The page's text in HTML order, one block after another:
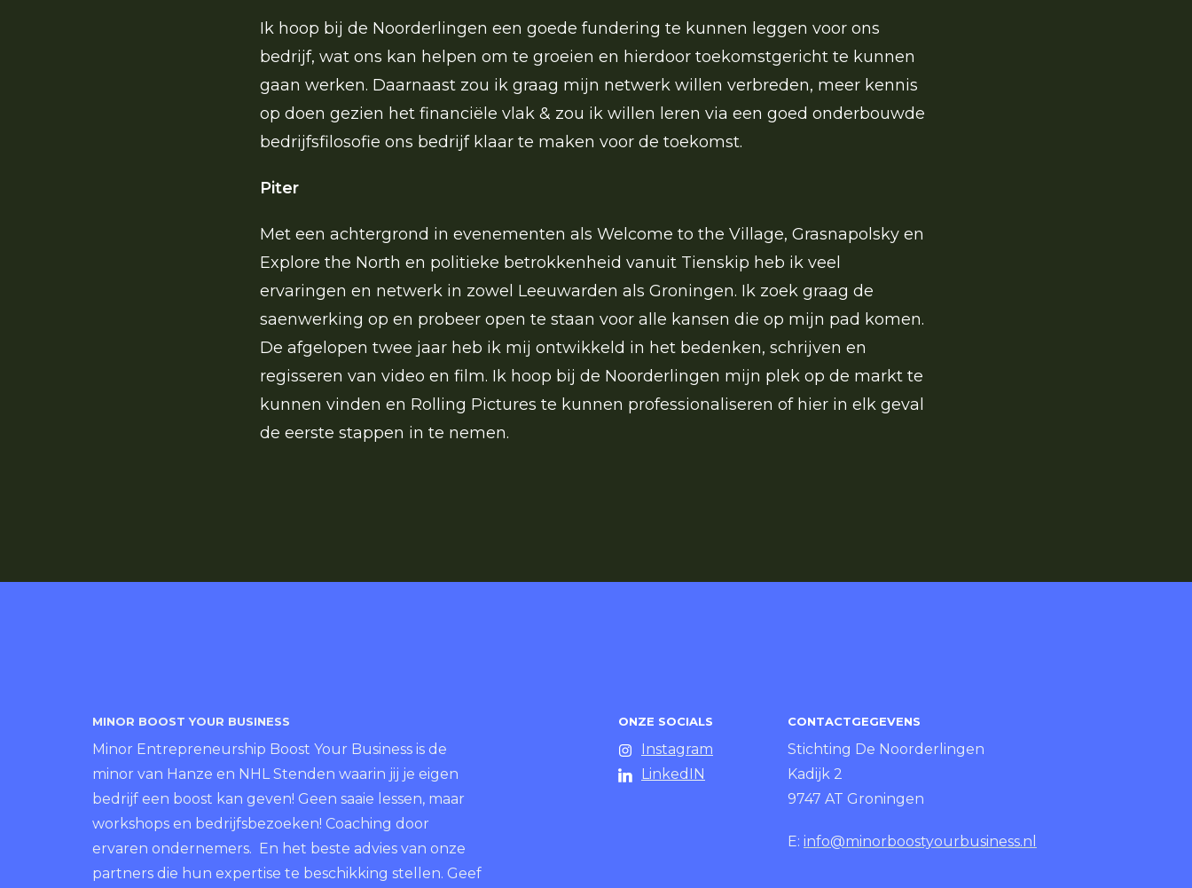
Ik hoop bij de Noorderlingen een goede fundering te kunnen leggen voor ons
bedrijf, wat ons kan helpen om te groeien en hierdoor toekomstgericht te kunnen
gaan werken. Daarnaast zou ik graag mijn netwerk willen verbreden, meer kennis
op doengezien het financiële vlak & zou ik willen leren via een goed onderbouwde
bedrijfsfilosofie ons bedrijf klaar te maken voor de toekomst.
Piter
Met een achtergrond in evenementen als Welcome to the Village, Grasnapolsky en
Explore the North en politieke betrokkenheid vanuit Tienskip heb ik veel
ervaringen en netwerk in zowel Leeuwarden als Groningen. Ik zoek graag de
saenwerking op en probeer open te staan voor alle kansen die op mijn pad komen.
De afgelopen twee jaar heb ik mij ontwikkeld in het bedenken, schrijven en
regisseren van video en film. Ik hoop bij de Noorderlingen mijn plek op de markt te
kunnen vinden en Rolling Pictures te kunnen professionaliseren of hier in elk geval
de eerste stappen in te nemen.
MINOR BOOST YOUR BUSINESS
Minor Entrepreneurship Boost Your Business is de
minor van Hanze en NHL Stenden waarin jij je eigen
bedrijf een boost kan geven! Geen saaie lessen, maar
workshops en bedrijfsbezoeken! Coaching door
ervaren ondernemers. En het beste advies van onze
partners die hun expertise te beschikking stellen. Geef
ONZE SOCIALS
Instagram
LinkedIN
CONTACTGEGEVENS
Stichting De Noorderlingen
Kadijk 2
9747 AT Groningen
E: info@minorboostyourbusiness.nl